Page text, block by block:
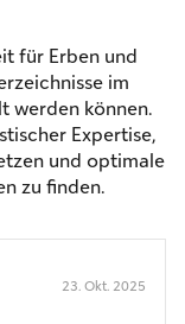
für Erben und
im
werden können.
Expertise,
und optimale
zu finden.
23. Okt. 2025